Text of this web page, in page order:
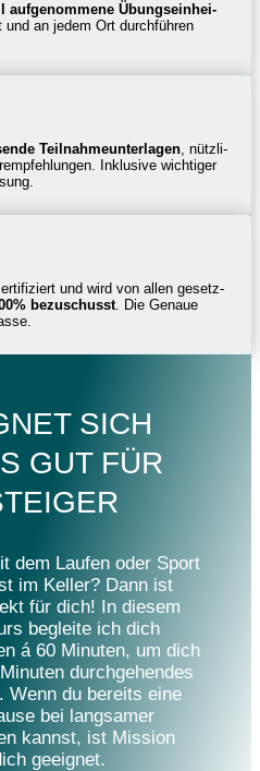
aufge­nom­mene Übungs­ein­hei­
und an jedem Ort durch­füh­ren
Teil­nah­me­un­ter­la­gen , nütz­li­
Inklu­sive wich­ti­ger
und wird von allen gesetz­
bezu­schusst . Die Genaue
SICH
GUT FÜR
dem Laufen oder Sport
im Keller? Dann ist
für dich! In diesem
begleite ich dich
á 60 Minu­ten, um dich
durch­ge­hen­des
Wenn du bereits eine
bei lang­sa­mer
kannst, ist Mission
geeignet.